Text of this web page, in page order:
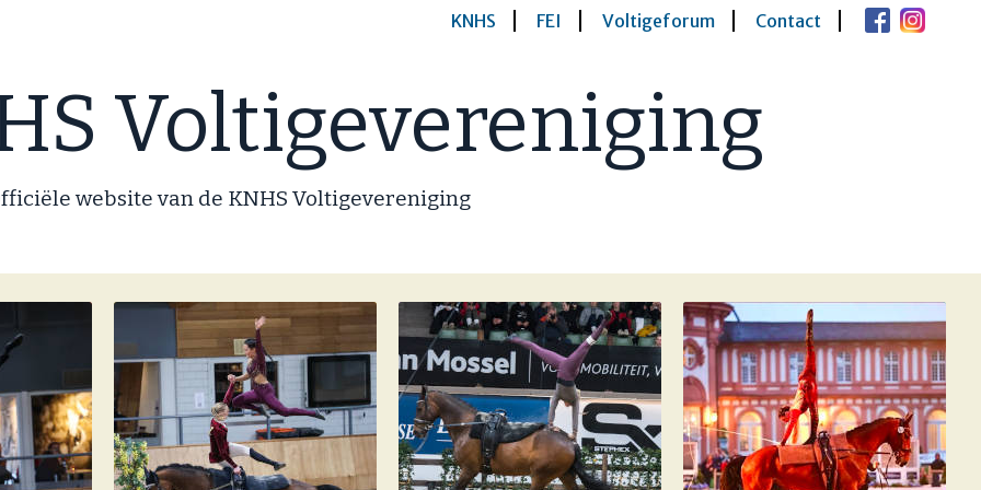
KNHS FEI Voltigeforum Contact
Voltigevereniging
website van de KNHS Voltigevereniging